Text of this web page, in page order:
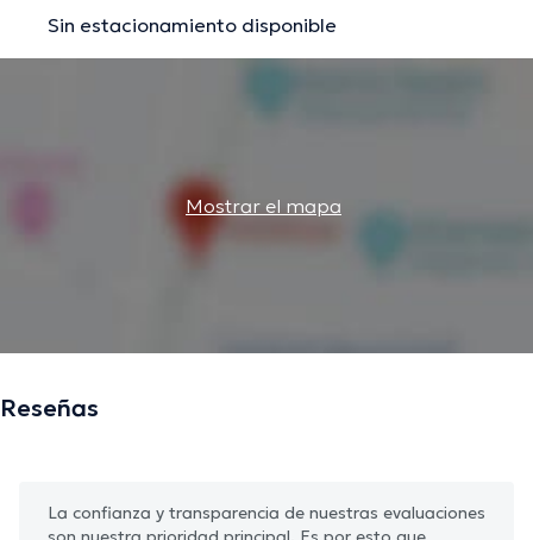
Sin estacionamiento disponible
Mostrar el mapa
Reseñas
La confianza y transparencia de nuestras evaluaciones